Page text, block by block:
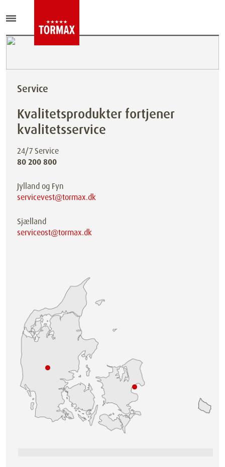
Service
Kvalitetsprodukter fortjener
kvalitetsservice
24/7 Service
80 200 800
Jylland og Fyn
servicevest@tormax.dk
Sjælland
serviceost@tormax.dk